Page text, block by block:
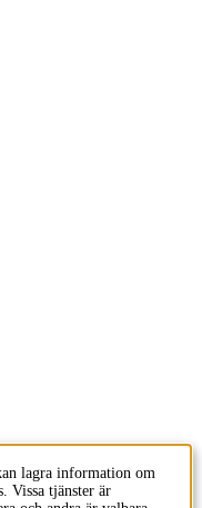
lagra information om
Vissa tjänster är